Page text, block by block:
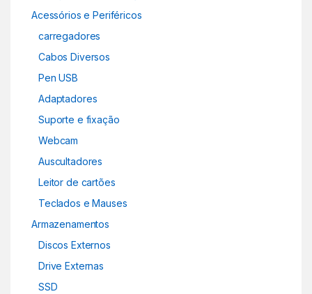
Acessórios e Periféricos
carregadores
Cabos Diversos
Pen USB
Adaptadores
Suporte e fixação
Webcam
Auscultadores
Leitor de cartões
Teclados e Mauses
Armazenamentos
Discos Externos
Drive Externas
SSD